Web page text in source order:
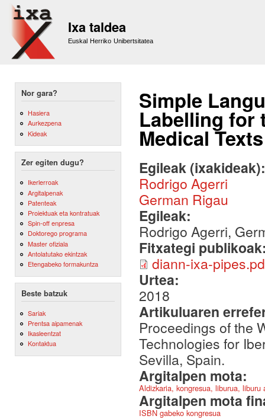
Ixa taldea
Euskal Herriko Unibertsitatea
Nor gara?
Hasiera
Aurkezpena
Kideak
Zer egiten dugu?
Ikerlerroak
Argitalpenak
Patenteak
Proiektuak eta kontratuak
Spin-off enpresa
Doktorego programa
Master ofiziala
Antolatutako ekintzak
Etengabeko formakuntza
Beste batzuk
Sariak
Prentsa aipamenak
Ikasleentzat
Kontaktua
Simple
Labelling for
Medical Texts
Egileak
Rodrigo Agerri
German Rigau
Egileak:
Rodrigo Agerri,
Fitxategi
diann-ixa-
Urtea:
2018
Artikuluaren
Proceedings of the
Technologies for
Sevilla, Spain.
Argitalpen mota:
Aldizkaria, kongresua, liburua,
Argitalpen mota
ISBN gabeko kongresua